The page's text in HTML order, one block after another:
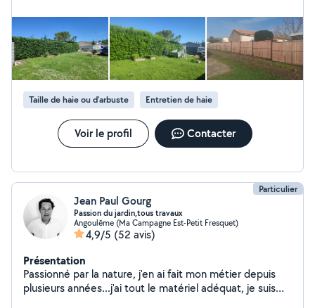
rigide avec soubassement béton Pose de panneau
claustra Petite maçonnerie Peinture intérieur extérieur
Nettoyage et hydrofuge de couverture Vérification de
toiture (fuite.....) Crédit d'impôt à 50 % n'hésitez pas à
me contacter pour toute demande de renseignement
ou de devis je reste à votre disposition 7 jours sur 7
Intervention d'urgence 7 jours sur 7 24 sur 24
Taille de haie ou d'arbuste Entretien de haie
Voir le profil Contacter
Particulier
Jean Paul Gourg
Passion du jardin,tous travaux
Angoulême (Ma Campagne Est-Petit Fresquet)
4,9/5 (52 avis)
Présentation
Passionné par la nature, j'en ai fait mon métier depuis
plusieurs années...j'ai tout le matériel adéquat, je suis